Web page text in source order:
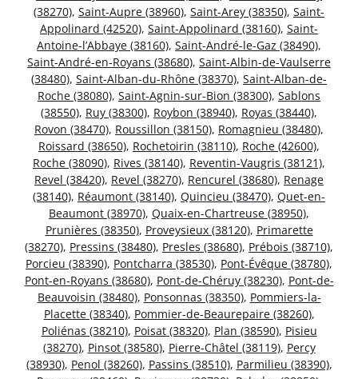
(38270), Saint-Aupre (38960), Saint-Arey (38350), Saint-
Appolinard (42520), Saint-Appolinard (38160), Saint-
Antoine-l’Abbaye (38160), Saint-André-le-Gaz (38490),
Saint-André-en-Royans (38680), Saint-Albin-de-Vaulserre
(38480), Saint-Alban-du-Rhône (38370), Saint-Alban-de-
Roche (38080), Saint-Agnin-sur-Bion (38300), Sablons
(38550), Ruy (38300), Roybon (38940), Royas (38440),
Rovon (38470), Roussillon (38150), Romagnieu (38480),
Roissard (38650), Rochetoirin (38110), Roche (42600),
Roche (38090), Rives (38140), Reventin-Vaugris (38121),
Revel (38420), Revel (38270), Rencurel (38680), Renage
(38140), Réaumont (38140), Quincieu (38470), Quet-en-
Beaumont (38970), Quaix-en-Chartreuse (38950),
Prunières (38350), Proveysieux (38120), Primarette
(38270), Pressins (38480), Presles (38680), Prébois (38710),
Porcieu (38390), Pontcharra (38530), Pont-Évêque (38780),
Pont-en-Royans (38680), Pont-de-Chéruy (38230), Pont-de-
Beauvoisin (38480), Ponsonnas (38350), Pommiers-la-
Placette (38340), Pommier-de-Beaurepaire (38260),
Poliénas (38210), Poisat (38320), Plan (38590), Pisieu
(38270), Pinsot (38580), Pierre-Châtel (38119), Percy
(38930), Penol (38260), Passins (38510), Parmilieu (38390),